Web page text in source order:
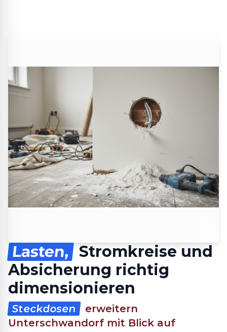
Lasten, Stromkreise und
Absicherung richtig
dimensionieren
Steckdosen
erweitern
Unterschwandorf mit Blick auf